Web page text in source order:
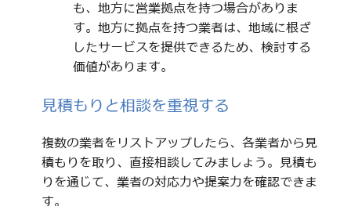
も、地方に営業拠点を持つ場合がありま
す。地方に拠点を持つ業者は、地域に根ざ
したサービスを提供できるため、検討する
価値があります。
見積もりと相談を重視する
複数の業者をリストアップしたら、各業者から見
積もりを取り、直接相談してみましょう。見積も
りを通じて、業者の対応力や提案力を確認できま
す。